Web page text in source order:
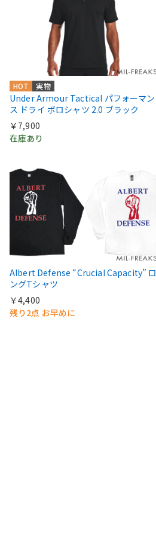
HOT 実物
Under Armour Tactical パフォーマン
ス ドライ ポロシャツ 2.0 ブラック
￥7,900
在庫あり
Albert Defense “Crucial Capacity” ロ
ングTシャツ
￥4,400
残り2点 お早めに